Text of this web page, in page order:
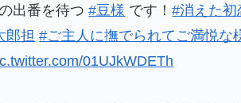
出番を待つ#豆様 です！#消えた初
郎担 #ご主人に撫でられてご満悦な
01UJkWDETh